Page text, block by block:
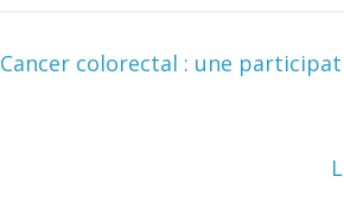
Cancer colorectal : une